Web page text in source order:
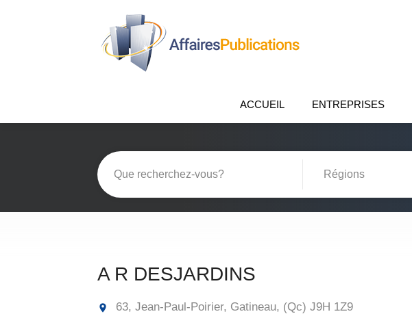
ACCUEIL ENTREPRISES
A R DESJARDINS
63, Jean-Paul-Poirier, Gatineau, (Qc) J9H 1Z9